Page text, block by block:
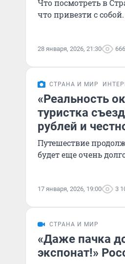
Что посмотреть в
что привезти с
28 января, 2026, 21:30 666
СТРАНА И МИР
«Реальность
туристка
рублей и
Путешествие
будет еще очень
17 января, 2026, 19:00 3
СТРАНА И МИР
«Даже пачка
экспонат!»